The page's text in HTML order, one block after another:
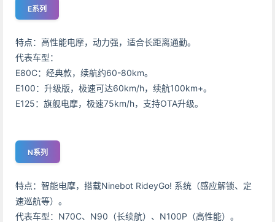
E系列
特点：高性能电摩，动力强，适合长距离通勤。
代表车型：
E80C：经典款，续航约60-80km。
E100：升级版，极速可达60km/h，续航100km+。
E125：旗舰电摩，极速75km/h，支持OTA升级。
N系列
特点：智能电摩，搭载Ninebot RideyGo! 系统（感应解锁、定
速巡航等）。
代表车型：N70C、N90（长续航）、N100P（高性能）。